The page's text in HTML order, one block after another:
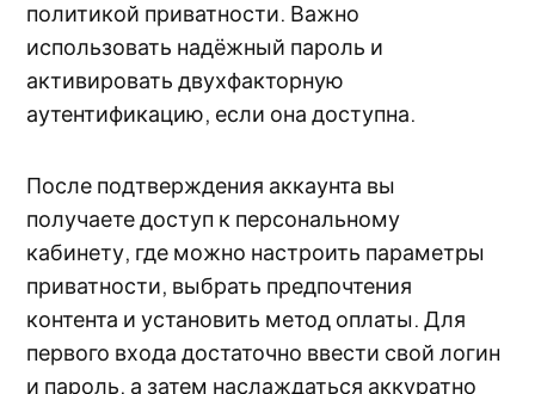
политикой приватности. Важно
использовать надёжный пароль и
активировать двухфакторную
аутентификацию, если она доступна.
После подтверждения аккаунта вы
получаете доступ к персональному
кабинету, где можно настроить параметры
приватности, выбрать предпочтения
контента и установить метод оплаты. Для
первого входа достаточно ввести свой логин
и пароль, а затем наслаждаться аккуратно